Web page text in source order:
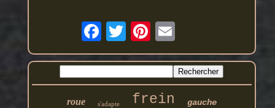
roue s'adapte frein gauche